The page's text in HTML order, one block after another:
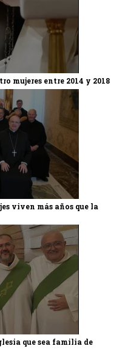
mujeres entre 2014 y 2018
viven más años que la
que sea familia de